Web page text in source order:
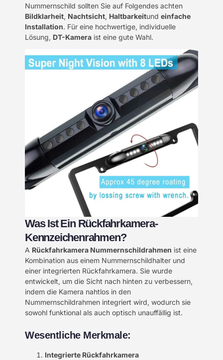
Nummernschild sollten Sie auf Folgendes achten
Bildklarheit, Nachtsicht, Haltbarkeitund einfache
Installation. Für eine hochwertige, individuelle
Lösung, DT-Kamera ist eine gute Wahl.
Was Ist Ein Rückfahrkamera-
Kennzeichenrahmen?
A Rückfahrkamera Nummernschildrahmen ist eine
Kombination aus einem Nummernschildhalter und
einer integrierten Rückfahrkamera. Sie wurde
entwickelt, um die Sicht nach hinten zu verbessern,
indem die Kamera nahtlos in den
Nummernschildrahmen integriert wird, wodurch sie
sowohl funktional als auch optisch unauffällig ist.
Wesentliche Merkmale:
Integrierte Rückfahrkamera